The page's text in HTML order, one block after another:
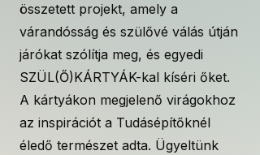
összetett projekt, amely a
várandósság és szülővé válás útján
járókat szólítja meg, és egyedi
SZÜL(Ő)KÁRTYÁK-kal kíséri őket.
A kártyákon megjelenő virágokhoz
az inspirációt a Tudásépítőknél
éledő természet adta. Ügyeltünk